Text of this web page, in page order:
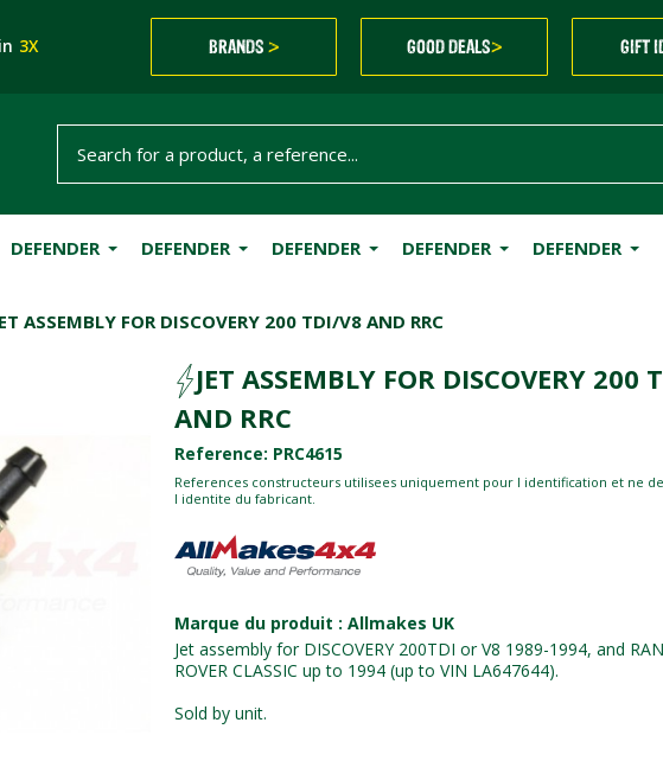
3X BRANDS > GOOD DEALS> GIFT
DEFENDER DEFENDER DEFENDER DEFENDER DEFENDER
ASSEMBLY FOR DISCOVERY 200 TDI/V8 AND RRC
JET ASSEMBLY FOR DISCOVERY 200
AND RRC
Reference: PRC4615
References constructeurs utilisees uniquement pour l identification et ne
l identite du fabricant.
Marque du produit : Allmakes UK
Jet assembly for DISCOVERY 200TDI or V8 1989-1994, and
ROVER CLASSIC up to 1994 (up to VIN LA647644).
Sold by unit.